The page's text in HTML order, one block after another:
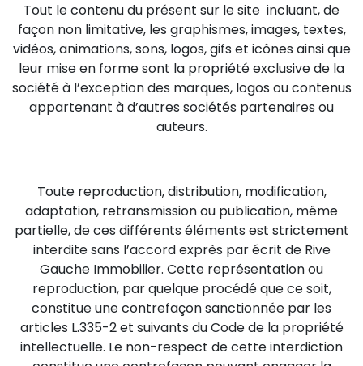
Tout le contenu du présent sur le site incluant, de
façon non limitative, les graphismes, images, textes,
vidéos, animations, sons, logos, gifs et icônes ainsi que
leur mise en forme sont la propriété exclusive de la
société à l’exception des marques, logos ou contenus
appartenant à d’autres sociétés partenaires ou
auteurs.
Toute reproduction, distribution, modification,
adaptation, retransmission ou publication, même
partielle, de ces différents éléments est strictement
interdite sans l’accord exprès par écrit de Rive
Gauche Immobilier. Cette représentation ou
reproduction, par quelque procédé que ce soit,
constitue une contrefaçon sanctionnée par les
articles L.335-2 et suivants du Code de la propriété
intellectuelle. Le non-respect de cette interdiction